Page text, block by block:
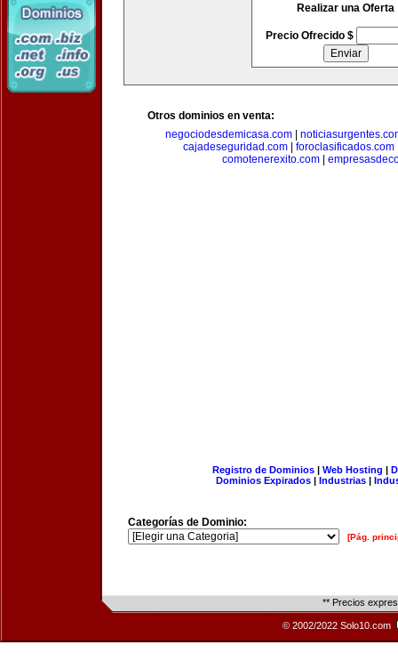
Realizar una Oferta
Precio Ofrecido $
Otros dominios en venta:
negociodesdemicasa.com
cajadeseguridad.com
foroclasificados.com
comotenerexito.com|
Registro de Dominios| Web Hosting |
Dominios Expirados | Industrias |
Categorías de Dominio:
[Pág.
** Precios
© 2002/2022 Solo10.com